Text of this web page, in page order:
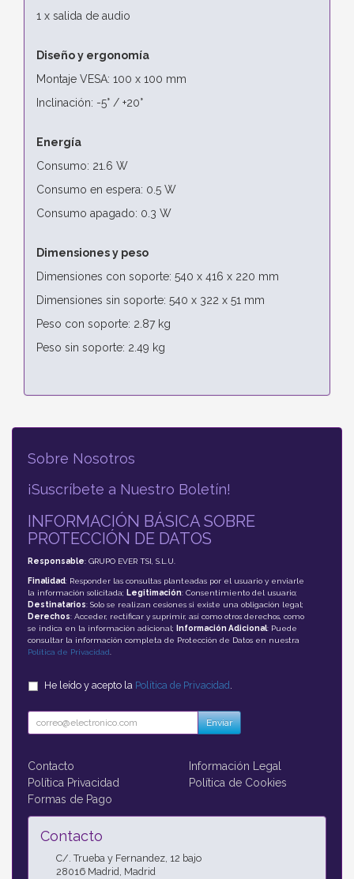
1 x salida de audio
Diseño y ergonomía
Montaje VESA: 100 x 100 mm
Inclinación: -5° / +20°
Energía
Consumo: 21.6 W
Consumo en espera: 0.5 W
Consumo apagado: 0.3 W
Dimensiones y peso
Dimensiones con soporte: 540 x 416 x 220 mm
Dimensiones sin soporte: 540 x 322 x 51 mm
Peso con soporte: 2.87 kg
Peso sin soporte: 2.49 kg
Sobre Nosotros
¡Suscríbete a Nuestro Boletín!
INFORMACIÓN BÁSICA SOBRE
PROTECCIÓN DE DATOS
Responsable: GRUPO EVER TSI, S.L.U.
Finalidad: Responder las consultas planteadas por el usuario y enviarle
la información solicitada; Legitimación: Consentimiento del usuario;
Destinatarios: Solo se realizan cesiones si existe una obligación legal;
Derechos: Acceder, rectificar y suprimir, así como otros derechos, como
se indica en la información adicional;
Información Adicional: Puede
consultar la información completa de Protección de Datos en nuestra
Política de Privacidad
He leído y acepto la Política de Privacidad
Enviar
Contacto
Información Legal
Política Privacidad
Política de Cookies
Formas de Pago
Contacto
C/. Trueba y Fernandez, 12 bajo
28016 Madrid Madrid